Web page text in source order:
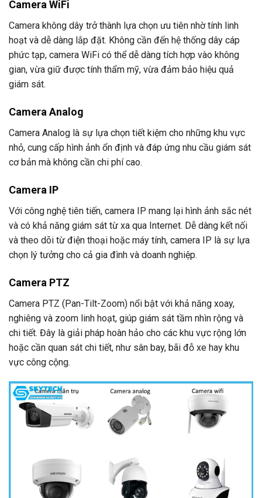
Camera WiFi
Camera không dây trở thành lựa chọn ưu tiên nhờ tính linh
hoạt và dễ dàng lắp đặt. Không cần đến hệ thống dây cáp
phức tạp, camera WiFi có thể dễ dàng tích hợp vào không
gian, vừa giữ được tính thẩm mỹ, vừa đảm bảo hiệu quả
giám sát.
Camera Analog
Camera Analog là sự lựa chọn tiết kiệm cho những khu vực
nhỏ, cung cấp hình ảnh ổn định và đáp ứng nhu cầu giám sát
cơ bản mà không cần chi phí cao.
Camera IP
Với công nghệ tiên tiến, camera IP mang lại hình ảnh sắc nét
và có khả năng giám sát từ xa qua Internet. Dễ dàng kết nối
và theo dõi từ điện thoại hoặc máy tính, camera IP là sự lựa
chọn lý tưởng cho cả gia đình và doanh nghiệp.
Camera PTZ
Camera PTZ (Pan-Tilt-Zoom) nổi bật với khả năng xoay,
nghiêng và zoom linh hoạt, giúp giám sát tầm nhìn rộng và
chi tiết. Đây là giải pháp hoàn hảo cho các khu vực rộng lớn
hoặc cần quan sát chi tiết, như sân bay, bãi đỗ xe hay khu
vực công cộng.